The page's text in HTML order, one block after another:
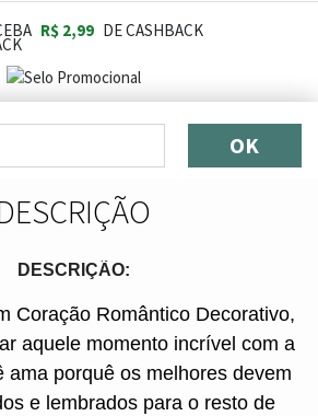
R$ 2,99 DE CASHBACK
OK
DESCRIÇÃO:
Coração Romântico Decorativo,
aquele momento incrível com a
ama porquê os melhores devem
e lembrados para o resto de